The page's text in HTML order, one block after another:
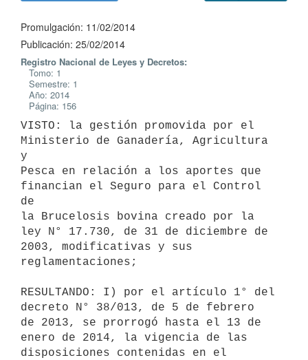
Promulgación: 11/02/2014
Publicación: 25/02/2014
Registro Nacional de Leyes y Decretos:
Tomo: 1
Semestre: 1
Año: 2014
Página: 156
VISTO: la gestión promovida por el
Ministerio de Ganadería, Agricultura
y
Pesca en relación a los aportes que
financian el Seguro para el Control
de
la Brucelosis bovina creado por la
ley N° 17.730, de 31 de diciembre de
2003, modificativas y sus
reglamentaciones;
RESULTANDO: I) por el artículo 1° del
decreto N° 38/013, de 5 de febrero
de 2013, se prorrogó hasta el 13 de
enero de 2014, la vigencia de las
disposiciones contenidas en el